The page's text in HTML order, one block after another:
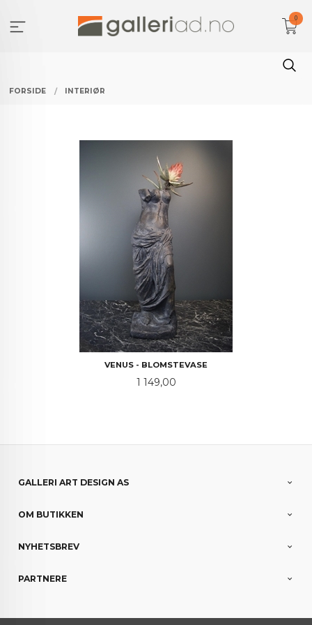
innholdet
0
FORSIDE INTERIØR
VENUS - BLOMSTEVASE
Pris
1 149,00
GALLERI ART DESIGN AS
OM BUTIKKEN
NYHETSBREV
PARTNERE